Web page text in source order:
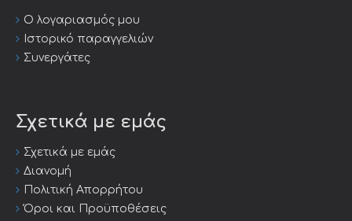
Ο λογαριασμός μου
Ιστορικό παραγγελιών
Συνεργάτες
Σχετικά με εμάς
Σχετικά με εμάς
Διανομή
Πολιτική Απορρήτου
Όροι και Προϋποθέσεις